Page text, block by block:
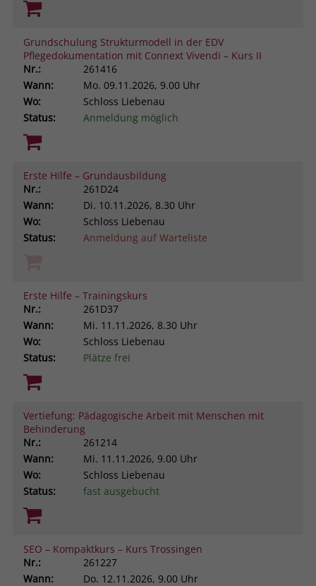
Grundschulung Strukturmodell in der EDV
Pflegedokumentation mit Connext Vivendi – Kurs II
Nr.:
261416
Wann:
Mo. 09.11.2026, 9.00 Uhr
Wo:
Schloss Liebenau
Status:
Anmeldung möglich
Erste Hilfe – Grundausbildung
Nr.:
261D24
Wann:
Di. 10.11.2026, 8.30 Uhr
Wo:
Schloss Liebenau
Status:
Anmeldung auf Warteliste
Erste Hilfe – Trainingskurs
Nr.:
261D37
Wann:
Mi. 11.11.2026, 8.30 Uhr
Wo:
Schloss Liebenau
Status:
Plätze frei
Vertiefung: Pädagogische Arbeit mit Menschen mit
Behinderung
Nr.:
261214
Wann:
Mi. 11.11.2026, 9.00 Uhr
Wo:
Schloss Liebenau
Status:
fast ausgebucht
SEO – Kompaktkurs – Kurs Trossingen
Nr.:
261227
Wann:
Do. 12.11.2026, 9.00 Uhr